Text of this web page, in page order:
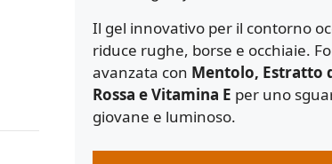
Il gel innovativo per il contorno
riduce rughe, borse e occhiaie.
avanzata con Mentolo, Estratto
Rossa e Vitamina E per uno
giovane e luminoso.